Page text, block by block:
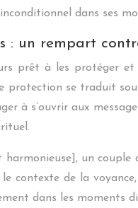
dans ses
: un rempart
prêt à les protéger
se traduit
à s’ouvrir aux
un
contexte de la
dans les moments